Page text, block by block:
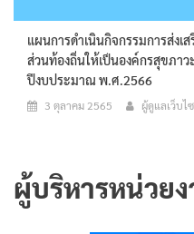
แผนการดำเนินกิจกรรมการส่งเ
ส่วนท้องถิ่นให้เป็นองค์กรสุขภาว
ปีงบประมาณ พ.ศ.2566
3 ตุลาคม 2565 ผู้ดูแลเว็บไ
ผู้บริหารหน่วย